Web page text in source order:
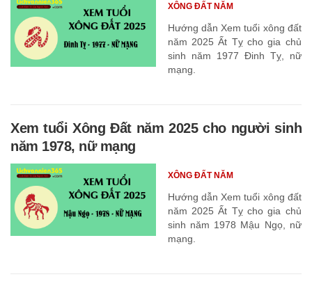
Hướng dẫn Xem tuổi xông đất
năm 2025 Ất Tỵ cho gia chủ
sinh năm 1977 Đinh Tỵ, nữ
mạng.
XÔNG ĐẤT NĂM
Xem tuổi Xông Đất năm 2025 cho người sinh
năm 1978, nữ mạng
Hướng dẫn Xem tuổi xông đất
năm 2025 Ất Tỵ cho gia chủ
sinh năm 1978 Mậu Ngọ, nữ
mạng.
XÔNG ĐẤT NĂM